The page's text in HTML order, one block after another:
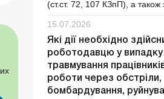
(ст.ст. 72, 107 КЗпП), а також
15.07.2026
Які дії необхідно
роботодавцю у випадку
травмування
роботи через обстріли,
бомбардування,